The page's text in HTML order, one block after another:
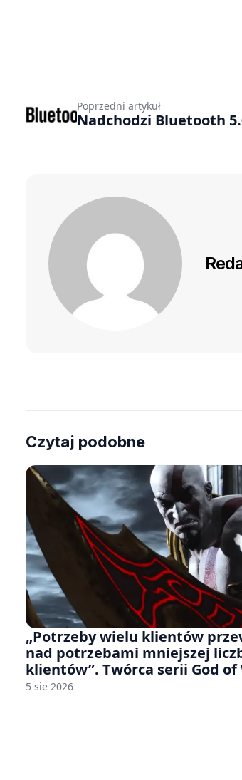
Poprzedni artykuł
Nadchodzi Bluetooth
Czytaj podobne
„Potrzeby wielu klientów
nad potrzebami mniejszej
klientów”. Twórca serii God of
sugeruje, że rozumie, dlaczego
5 sie 2026